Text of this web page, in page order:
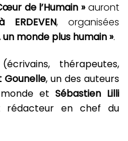
de l’Humain »auront
ERDEVEN, organisées
un monde plus humain ».
thérapeutes,
Gounelle, un des auteurs
et Sébastien Lilli
rédacteur en chef du